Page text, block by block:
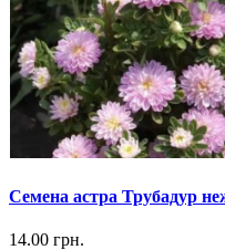
Семена астра Трубадур
14.00 грн.